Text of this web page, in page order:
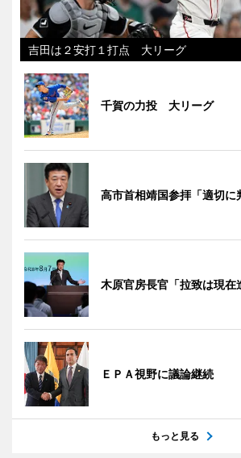
吉田は２安打１打点 大リーグ
千賀の力投 大リーグ
高市首相靖国参拝「適切に
木原官房長官「拉致は現在
ＥＰＡ視野に議論継続
もっと見る